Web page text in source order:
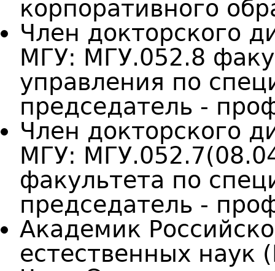
корпоративного
Член докторского
МГУ: МГУ.052.8
управления по
председатель -
Член докторского
МГУ:
факультета по
председатель -
Академик
естественных наук